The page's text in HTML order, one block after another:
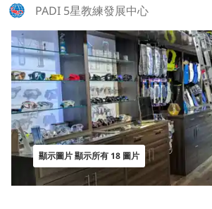
PADI 5星教練發展中心
顯示圖片 顯示所有 18 圖片